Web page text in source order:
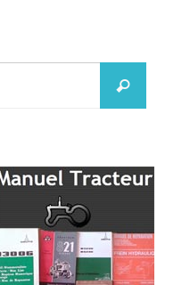
Recherche